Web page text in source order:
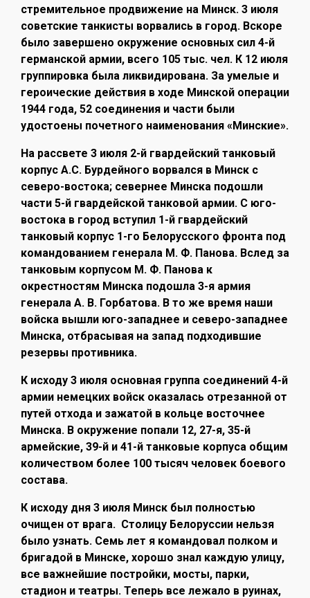
стремительное продвижение на Минск. 3 июля
советские танкисты ворвались в город. Вскоре
было завершено окружение основных сил 4-й
германской армии, всего 105 тыс. чел. К 12 июля
группировка была ликвидирована. За умелые и
героические действия в ходе Минской операции
1944 года, 52 соединения и части были
удостоены почетного наименования «Минские».
На рассвете 3 июля 2-й гвардейский танковый
корпус А.С. Бурдейного ворвался в Минск с
северо-востока; севернее Минска подошли
части 5-й гвардейской танковой армии. С юго-
востока в город вступил 1-й гвардейский
танковый корпус 1-го Белорусского фронта под
командованием генерала М. Ф. Панова. Вслед за
танковым корпусом М. Ф. Панова к
окрестностям Минска подошла 3-я армия
генерала А. В. Горбатова. В то же время наши
войска вышли юго-западнее и северо-западнее
Минска, отбрасывая на запад подходившие
резервы противника.
К исходу 3 июля основная группа соединений 4-й
армии немецких войск оказалась отрезанной от
путей отхода и зажатой в кольце восточнее
Минска. В окружение попали 12, 27-я, 35-й
армейские, 39-й и 41-й танковые корпуса общим
количеством более 100 тысяч человек боевого
состава.
К исходу дня 3 июля Минск был полностью
очищен от врага. Столицу Белоруссии нельзя
было узнать. Семь лет я командовал полком и
бригадой в Минске, хорошо знал каждую улицу,
все важнейшие постройки, мосты, парки,
стадион и театры. Теперь все лежало в руинах,